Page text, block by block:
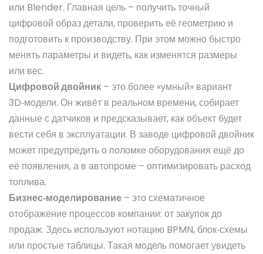
или Blender. Главная цель – получить точный
цифровой образ детали, проверить её геометрию и
подготовить к производству. При этом можно быстро
менять параметры и видеть, как изменятся размеры
или вес.
Цифровой двойник – это более «умный» вариант
3D‑модели. Он живёт в реальном времени, собирает
данные с датчиков и предсказывает, как объект будет
вести себя в эксплуатации. В заводе цифровой двойник
может предупредить о поломке оборудования ещё до
её появления, а в автопроме – оптимизировать расход
топлива.
Бизнес‑моделирование – это схематичное
отображение процессов компании: от закупок до
продаж. Здесь используют нотацию BPMN, блок‑схемы
или простые таблицы. Такая модель помогает увидеть